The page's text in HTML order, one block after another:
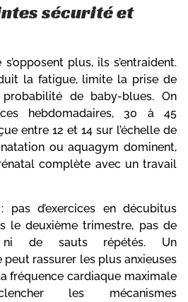
sécurité et
plus, ils s’entraident.
la fatigue, limite la prise de
de baby-blues. On
hebdomadaires, 30 à 45
entre 12 et 14 sur l’échelle de
ou aquagym dominent,
complète avec un travail
d’exercices en décubitus
le deuxième trimestre, pas de
ni de sauts répétés. Un
rassurer les plus anxieuses
fréquence cardiaque maximale
les mécanismes